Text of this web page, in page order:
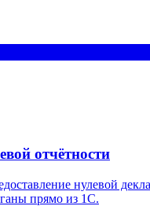
отчётности
нулевой
прямо из 1С.